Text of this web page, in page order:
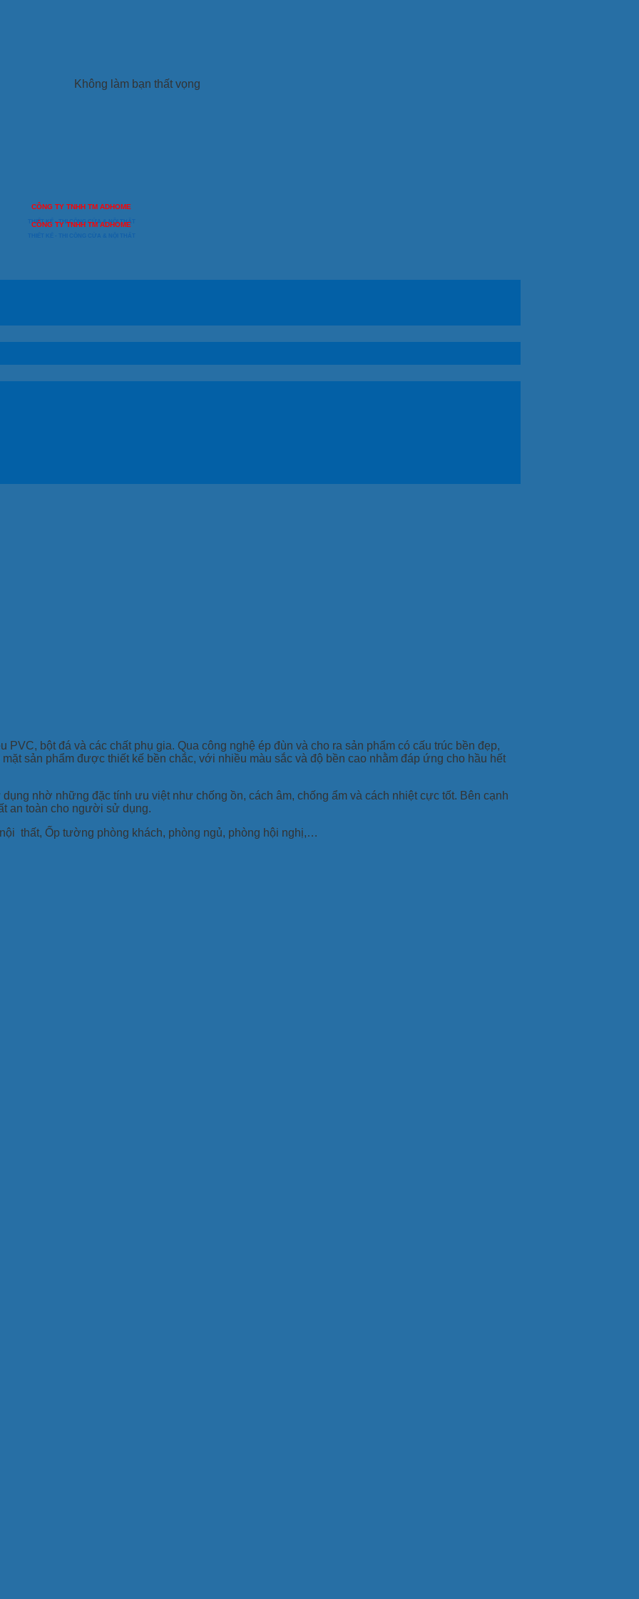
CÔNG TY TNHH TM ADHOME
THIẾT KẾ - THI CÔNG CỬA & NỘI THẤT
Không làm bạn thất vọng
CÔNG TY TNHH TM ADHOME
bột đá và các chất phụ gia. Qua công nghệ ép đùn và cho ra sản phẩm có cấu trúc bền đẹp,
sản phẩm được thiết kế bền chắc, với nhiều màu sắc và độ bền cao nhằm đáp ứng cho hầu hết
nhờ những đặc tính ưu việt như chống ồn, cách âm, chống ẩm và cách nhiệt cực tốt. Bên cạnh
an toàn cho người sử dụng.
thất, Ốp tường phòng khách, phòng ngủ, phòng hội nghị,…